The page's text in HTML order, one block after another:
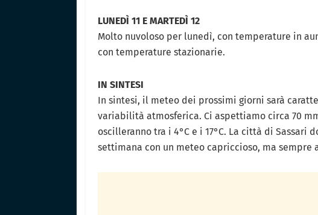
LUNEDÌ 11 E MARTEDÌ 12
Molto nuvoloso per lunedì, con temperature in
con temperature stazionarie.
IN SINTESI
In sintesi, il meteo dei prossimi giorni sarà
variabilità atmosferica. Ci aspettiamo circa 70
oscilleranno tra i 4°C e i 17°C. La città di
settimana con un meteo capriccioso, ma sempre